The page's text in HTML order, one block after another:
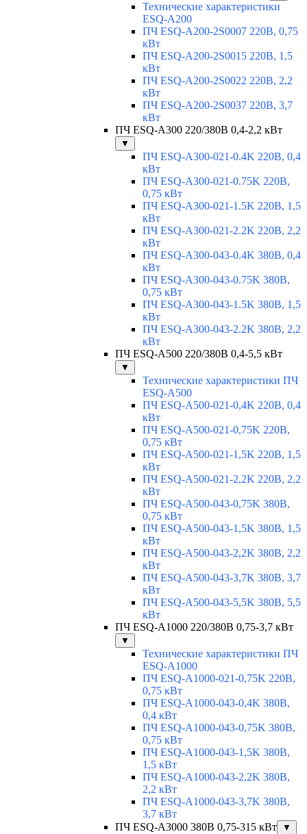
Технические характеристики
ESQ-A200
ПЧ ESQ-A200-2S0007 220В, 0,75
кВт
ПЧ ESQ-A200-2S0015 220В, 1,5
кВт
ПЧ ESQ-A200-2S0022 220В, 2,2
кВт
ПЧ ESQ-A200-2S0037 220В, 3,7
кВт
ПЧ ESQ-A300 220/380В 0,4-2,2 кВт
▼
ПЧ ESQ-A300-021-0.4K 220В, 0,4
кВт
ПЧ ESQ-A300-021-0.75K 220В,
0,75 кВт
ПЧ ESQ-A300-021-1.5K 220В, 1,5
кВт
ПЧ ESQ-A300-021-2.2K 220В, 2,2
кВт
ПЧ ESQ-A300-043-0.4K 380В, 0,4
кВт
ПЧ ESQ-A300-043-0.75K 380В,
0,75 кВт
ПЧ ESQ-A300-043-1.5K 380В, 1,5
кВт
ПЧ ESQ-A300-043-2.2K 380В, 2,2
кВт
ПЧ ESQ-A500 220/380В 0,4-5,5 кВт
▼
Технические характеристики ПЧ
ESQ-A500
ПЧ ESQ-A500-021-0,4K 220В, 0,4
кВт
ПЧ ESQ-A500-021-0,75K 220В,
0,75 кВт
ПЧ ESQ-A500-021-1,5K 220В, 1,5
кВт
ПЧ ESQ-A500-021-2,2K 220В, 2,2
кВт
ПЧ ESQ-A500-043-0,75K 380В,
0,75 кВт
ПЧ ESQ-A500-043-1,5K 380В, 1,5
кВт
ПЧ ESQ-A500-043-2,2K 380В, 2,2
кВт
ПЧ ESQ-A500-043-3,7K 380В, 3,7
кВт
ПЧ ESQ-A500-043-5,5K 380В, 5,5
кВт
ПЧ ESQ-A1000 220/380В 0,75-3,7 кВт
▼
Технические характеристики ПЧ
ESQ-A1000
ПЧ ESQ-A1000-021-0,75K 220В,
0,75 кВт
ПЧ ESQ-A1000-043-0,4K 380В,
0,4 кВт
ПЧ ESQ-A1000-043-0,75K 380В,
0,75 кВт
ПЧ ESQ-A1000-043-1,5K 380В,
1,5 кВт
ПЧ ESQ-A1000-043-2,2K 380В,
2,2 кВт
ПЧ ESQ-A1000-043-3,7K 380В,
3,7 кВт
ПЧ ESQ-A3000 380В 0,75-315 кВт
▼